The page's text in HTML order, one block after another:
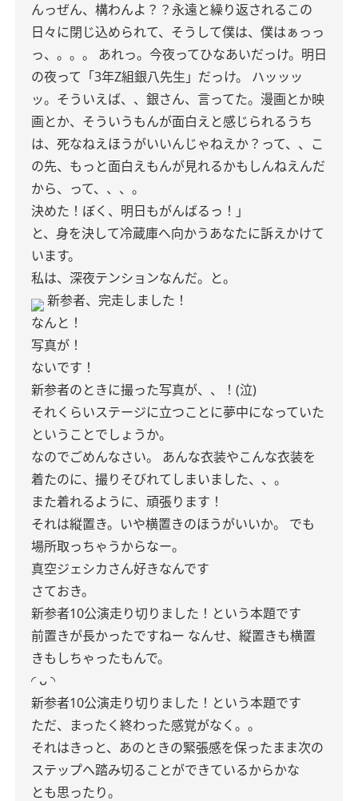
んっぜん、構わんよ？？永遠と繰り返されるこの
日々に閉じ込められて、そうして僕は、僕はぁっっ
っ、。。。
あれっ。今夜ってひなあいだっけ。明日
の夜って「3年Z組銀八先生」だっけ。
ハッッッ
ッ。そういえば、、銀さん、言ってた。漫画とか映
画とか、そういうもんが面白えと感じられるうち
は、死なねえほうがいいんじゃねえか？って、、こ
の先、もっと面白えもんが見れるかもしんねえんだ
から、って、、、。
決めた！ぼく、明日もがんばるっ！」
と、身を決して冷蔵庫へ向かうあなたに訴えかけて
います。
私は、深夜テンションなんだ。と。
新参者、完走しました！
なんと！
写真が！
ないです！
新参者のときに撮った写真が、、！(泣)
それくらいステージに立つことに夢中になっていた
ということでしょうか。
なのでごめんなさい。
あんな衣装やこんな衣装を
着たのに、撮りそびれてしまいました、、。
また着れるように、頑張ります！
それは縦置き。いや横置きのほうがいいか。
でも
場所取っちゃうからなー。
真空ジェシカさん好きなんです
さておき。
新参者10公演走り切りました！という本題です
前置きが長かったですねー なんせ、縦置きも横置
きもしちゃったもんで。
◜ ᴗ ◝
新参者10公演走り切りました！という本題です
ただ、まったく終わった感覚がなく。。
それはきっと、あのときの緊張感を保ったまま次の
ステップへ踏み切ることができているからかな
とも思ったり。